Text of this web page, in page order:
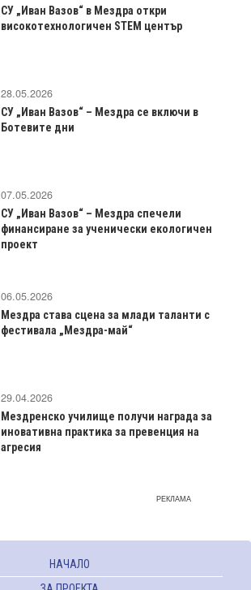
СУ „Иван Вазов“ в Мездра откри
високотехнологичен STEM център
28.05.2026
СУ „Иван Вазов“ – Мездра се включи в
Ботевите дни
07.05.2026
СУ „Иван Вазов“ – Мездра спечели
финансиране за ученически екологичен
проект
06.05.2026
Мездра става сцена за млади таланти с
фестивала „Мездра-май“
29.04.2026
Мездренско училище получи награда за
иновативна практика за превенция на
агресия
РЕКЛАМА
НАЧАЛО